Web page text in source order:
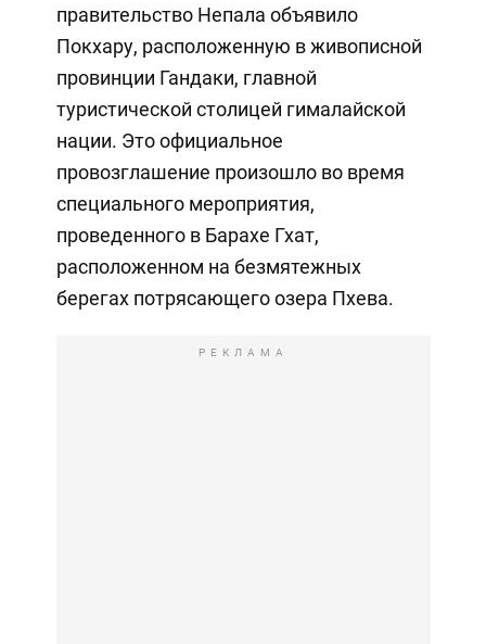
правительство Непала объявило
Покхару, расположенную в живописной
провинции Гандаки, главной
туристической столицей гималайской
нации. Это официальное
провозглашение произошло во время
специального мероприятия,
проведенного в Барахе Гхат,
расположенном на безмятежных
берегах потрясающего озера Пхева.
РЕКЛАМА